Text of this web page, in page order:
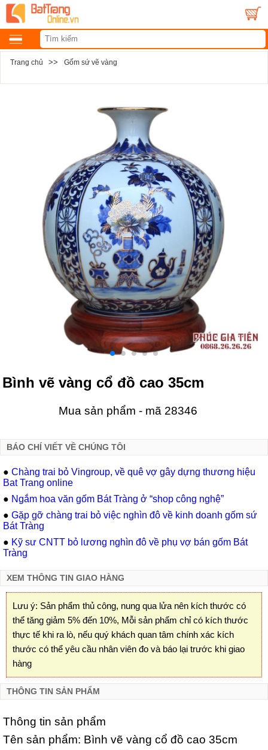
Trang chủ >> Gốm sứ vẽ vàng
Bình vẽ vàng cổ đồ cao 35cm
Mua sản phẩm - mã 28346
BÁO CHÍ VIẾT VỀ CHÚNG TÔI
● Chàng trai bỏ Vingroup, về quê vợ gây dựng thương hiệu
Bat Trang online
● Ngắm hoa văn gốm Bát Tràng ở “shop công nghệ”
● Gặp gỡ chàng trai bỏ việc nghìn đô về kinh doanh gốm sứ
Bát Tràng
● Kỹ sư CNTT bỏ lương nghìn đô về phụ vợ bán gốm Bát
Tràng
XEM THÔNG TIN GIAO HÀNG
Lưu ý: Sản phẩm thủ công, nung qua lửa nên kích thước có
thể tăng giảm 5% đến 10%, Mỗi sản phẩm chỉ có kích thước
thực tế khi ra lò, nếu quý khách quan tâm chính xác kích
thước có thể yêu cầu nhân viên đo và báo lại trước khi giao
hàng
THÔNG TIN SẢN PHẨM
Thông tin sản phẩm
Tên sản phẩm: Bình vẽ vàng cổ đồ cao 35cm